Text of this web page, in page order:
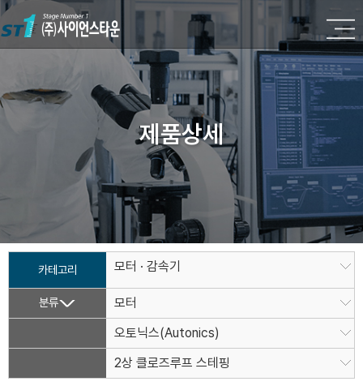
제품상세
카테고리 모터 · 감속기
분류
모터
오토닉스(Autonics)
2상 클로즈루프 스테핑